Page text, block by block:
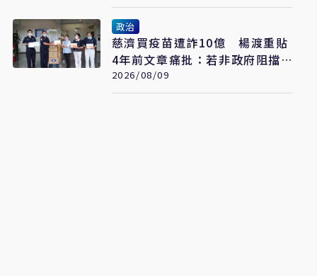
政治
慈濟買疫苗遭詐10億 楊渡重貼
4年前文章痛批：若非政府阻擋
會這樣嗎？
2026/08/09